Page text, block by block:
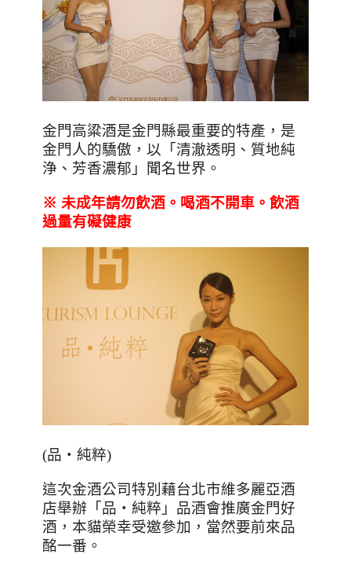
金門高粱酒是金門縣最重要的特產，是
金門人的驕傲，以「清澈透明、質地純
浄、芳香濃郁」聞名世界。
※ 未成年請勿飲酒 。喝酒不開車。飲酒
過量有礙健康
(品 ‧純粹)
這次金酒公司特別藉台北市維多麗亞酒
店舉辦 「品 ‧純粹」品酒會推廣金門好
酒，本貓榮幸受邀參加，當然要前來品
酩一番。